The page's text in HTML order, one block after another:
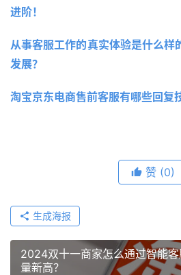
进阶！
从事客服工作的真实体验是什么样
发展？
淘宝京东电商售前客服有哪些回复
赞 (0)
生成海报
2024双十一商家怎么通过智能
量新高？